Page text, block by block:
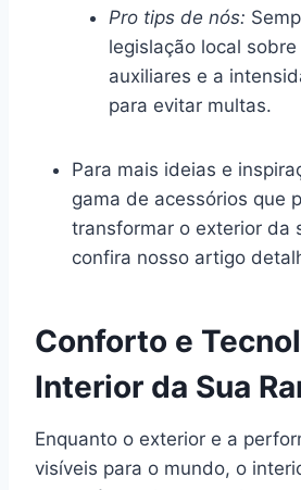
Pro tips de nós:
legislação local
auxiliares e a
para evitar multas.
Para mais ideias e
gama de acessórios que
transformar o exterior da
confira nosso artigo
Conforto e
Interior da Sua
Enquanto o exterior e a
visíveis para o mundo, o